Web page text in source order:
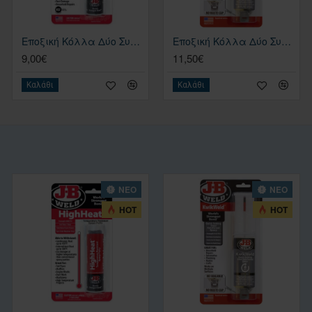
Εποξική Κόλλα Δύο Συστατικών J-B WELD STEELSTIK™ EPOXY PUTTY – 58gr Σκούρο Γκρι
9,00€
Καλάθι
Εποξική Κόλλα Δύο Συστατικών J-B WELD KWIKWELD™ SYRINGE – 25 ML Σκούρο Γκρι
11,50€
Καλάθι
ΝΕΟ
HOT
ΝΕΟ
HOT